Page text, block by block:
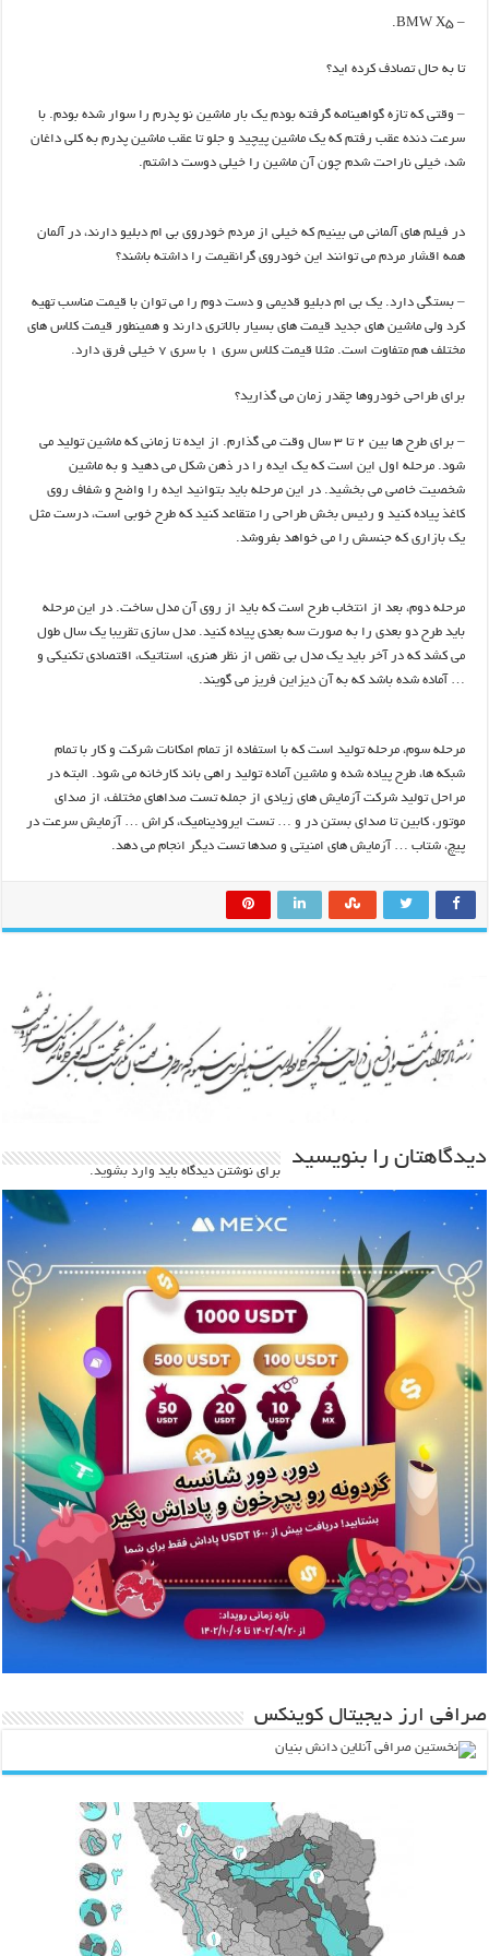
– BMW X5.
تا به حال تصادف کرده اید؟
– وقتی که تازه گواهینامه گرفته بودم یک بار ماشین نو پدرم را سوار شده بودم. با
سرعت دنده عقب رفتم که یک ماشین پیچید و جلو تا عقب ماشین پدرم به کلی داغان
شد، خیلی ناراحت شدم چون آن ماشین را خیلی دوست داشتم.
در فیلم های آلمانی می بینیم که خیلی از مردم خودروی بی ام دبلیو دارند، در آلمان
همه اقشار مردم می توانند این خودروی گرانقیمت را داشته باشند؟
– بستگی دارد. یک بی ام دبلیو قدیمی و دست دوم را می توان با قیمت مناسب تهیه
کرد ولی ماشین های جدید قیمت های بسیار بالاتری دارند و همینطور قیمت کلاس های
مختلف هم متفاوت است. مثلا قیمت کلاس سری 1 با سری 7 خیلی فرق دارد.
برای طراحی خودروها چقدر زمان می گذارید؟
– برای طرح ها بین 2 تا 3 سال وقت می گذارم. از ایده تا زمانی که ماشین تولید می
شود. مرحله اول این است که یک ایده را در ذهن شکل می دهید و به ماشین
شخصیت خاصی می بخشید. در این مرحله باید بتوانید ایده را واضح و شفاف روی
کاغذ پیاده کنید و رئیس بخش طراحی را متقاعد کنید که طرح خوبی است، درست مثل
یک بازاری که جنسش را می خواهد بفروشد.
مرحله دوم، بعد از انتخاب طرح است که باید از روی آن مدل ساخت. در این مرحله
باید طرح دو بعدی را به صورت سه بعدی پیاده کنید. مدل سازی تقریبا یک سال طول
می کشد که در آخر باید یک مدل بی نقص از نظر هنری، استاتیک، اقتصادی تکنیکی و
… آماده شده باشد که به آن دیزاین فریز می گویند.
مرحله سوم، مرحله تولید است که با استفاده از تمام امکانات شرکت و کار با تمام
شبکه ها، طرح پیاده شده و ماشین آماده تولید راهی باند کارخانه می شود. البته در
مراحل تولید شرکت آزمایش های زیادی از جمله تست صداهای مختلف، از صدای
موتور، کابین تا صدای بستن در و … تست ایرودینامیک، کراش … آزمایش سرعت در
پیچ، شتاب … آزمایش های امنیتی و صدها تست دیگر انجام می دهد.
دیدگاهتان را بنویسید
برای نوشتن دیدگاه باید وارد بشوید.
صرافی ارز دیجیتال کوینکس